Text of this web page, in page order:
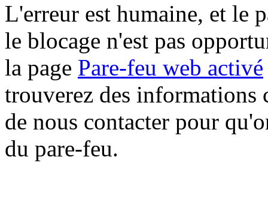
L'erreur est humaine, et le
le blocage n'est pas
la page Pare-feu web activé
trouverez des informations
de nous contacter pour
du pare-feu.